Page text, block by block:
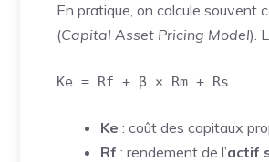
En pratique, on calcule souvent
(Capital Asset Pricing Model).
Ke = Rf + β × Rm + Rs
Ke : coût des capitaux
Rf : rendement de l’actif